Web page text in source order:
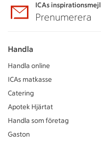
ICAs inspirationsmejl
Prenumerera
Handla
Handla online
ICAs matkasse
Catering
Apotek Hjärtat
Handla som företag
Gaston